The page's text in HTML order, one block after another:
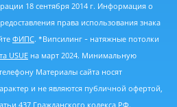
18 сентября 2014 г. Информация о
права использования знака
ФИПС. *Випсилинг - натяжные потолки
USUE на март 2024. Минимальную
Материалы сайта носят
и не являются публичной офертой,
437 Гражданского кодекса РФ.